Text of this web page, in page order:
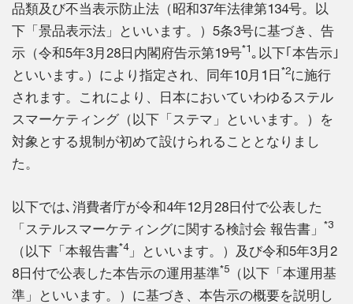
品類及び不当表示防止法（昭和37年法律第134号。以
下「景品表示法」といいます。）5条3号に基づき、告
示（令和5年3月28日内閣府告示第19号*1｡以下｢本告示｣
といいます｡）により指定され、同年10月1日 *2に施行
されます。これにより、日本においていわゆるステル
スマーケティング（以下「ステマ」といいます。）を
対象とする規制が初めて設けられることとなりまし
た。
以下では､消費者庁が令和4年12月28日付で公表した
「ステルスマーケティングに関する検討会 報告書」
*3
（以下「本報告書*4」といいます。）及び令和5年3月2
8日付で公表した本告示の運用基準*5
（以下「本運用基
準」といいます。）に基づき、本告示の概要を説明し